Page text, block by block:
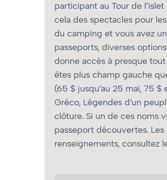
participant au Tour de
cela des spectacles pour
du camping et vous avez
passeports, diverses
donne accès à presque
êtes plus champ gauche
(65 $ jusqu’au 25 mai, 75
Gréco, Légendes d’un
clôture. Si un de ces noms
passeport découvertes.
renseignements, consultez